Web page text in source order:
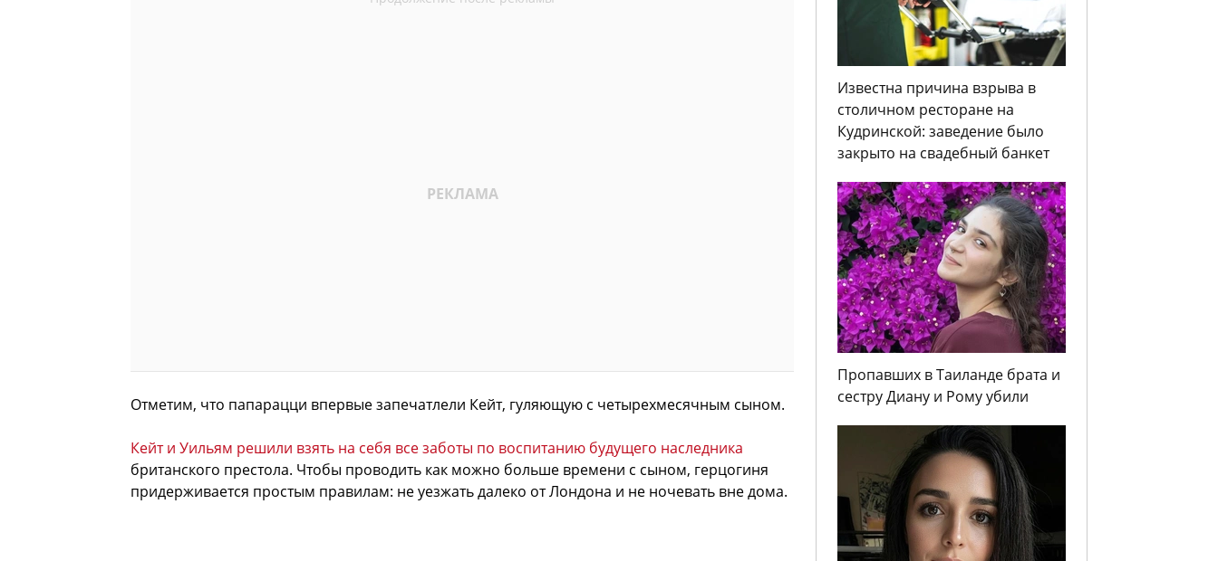
Отметим, что папарацци впервые запечатлели Кейт, гуляющую с четырехмесячным сыном.
Кейт и Уильям решили взять на себя все заботы по воспитанию будущего наследника
британского престола. Чтобы проводить как можно больше времени с сыном, герцогиня
придерживается простым правилам: не уезжать далеко от Лондона и не ночевать вне дома.
Известна причина взрыва в
столичном ресторане на
Кудринской: заведение было
закрыто на свадебный банкет
Пропавших в Таиланде брата и
сестру Диану и Рому убили